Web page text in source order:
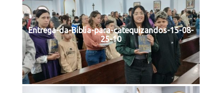
Entrega-da-Biblia-para-catequizandos-15-08-
25-10